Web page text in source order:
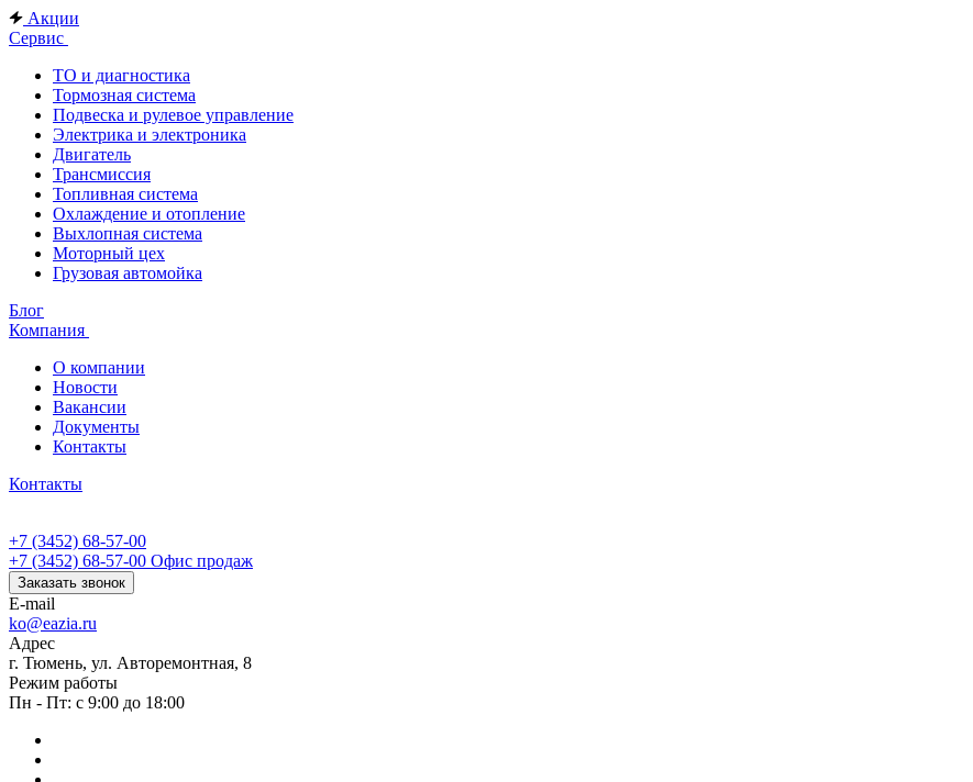
Акции
Сервис
ТО и диагностика
Тормозная система
Подвеска и рулевое управление
Электрика и электроника
Двигатель
Трансмиссия
Топливная система
Охлаждение и отопление
Выхлопная система
Моторный цех
Грузовая автомойка
Блог
Компания
О компании
Новости
Вакансии
Документы
Контакты
Контакты
+7 (3452) 68-57-00
+7 (3452) 68-57-00 Офис продаж
Заказать звонок
E-mail
ko@eazia.ru
Адрес
г. Тюмень, ул. Авторемонтная, 8
Режим работы
Пн - Пт: с 9:00 до 18:00